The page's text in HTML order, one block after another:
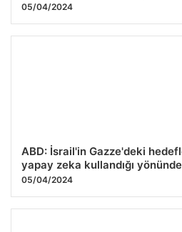
05/04/2024
ABD: İsrail'in Gazze'deki
yapay zeka kullandığı
05/04/2024